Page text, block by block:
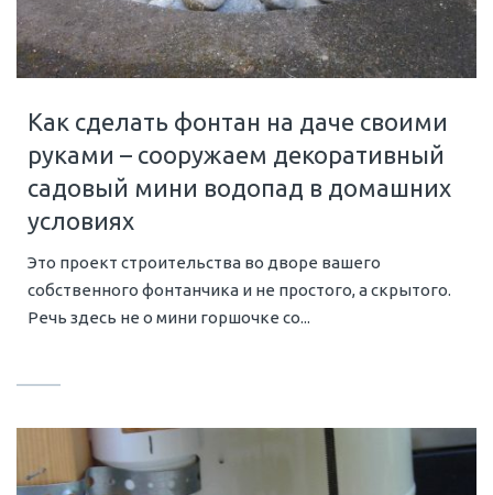
Как сделать фонтан на даче своими
руками – сооружаем декоративный
садовый мини водопад в домашних
условиях
Это проект строительства во дворе вашего
собственного фонтанчика и не простого, а скрытого.
Речь здесь не о мини горшочке со...